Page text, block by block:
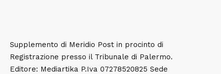
Supplemento di Meridio Post in procinto di
Registrazione presso il Tribunale di Palermo.
Editore: Mediartika P.Iva 07278520825 Sede